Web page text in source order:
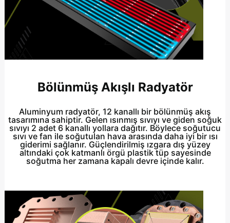
Bölünmüş Akışlı Radyatör
Aluminyum radyatör, 12 kanallı bir bölünmüş akış
tasarımına sahiptir. Gelen ısınmış sıvıyı ve giden soğuk
sıvıyı 2 adet 6 kanallı yollara dağıtır. Böylece soğutucu
sıvı ve fan ile soğutulan hava arasında daha iyi bir ısı
giderimi sağlanır. Güçlendirilmiş ızgara dış yüzey
altındaki çok katmanlı örgü plastik tüp sayesinde
soğutma her zamana kapalı devre içinde kalır.